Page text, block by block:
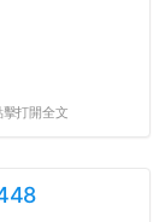
擊打開全文